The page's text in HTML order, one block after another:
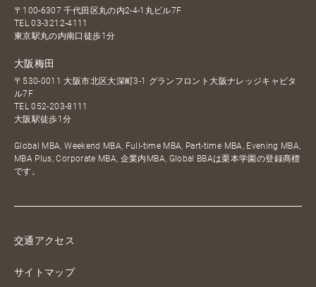
〒100-6307 千代田区丸の内2-4-1丸ビル7F
TEL03-3212-4111
東京駅丸の内南口徒歩1分
大阪梅田
〒530-0011 大阪市北区大深町3-1 グランフロント大阪ナレッジキャピタ
ル7F
TEL052-203-8111
大阪駅徒歩1分
Global MBA, Weekend MBA, Full-time MBA, Part-time MBA, Evening MBA,
MBA Plus, Corporate MBA, 企業内MBA, Global BBAは栗本学園の登録商標
です。
交通アクセス
サイトマップ